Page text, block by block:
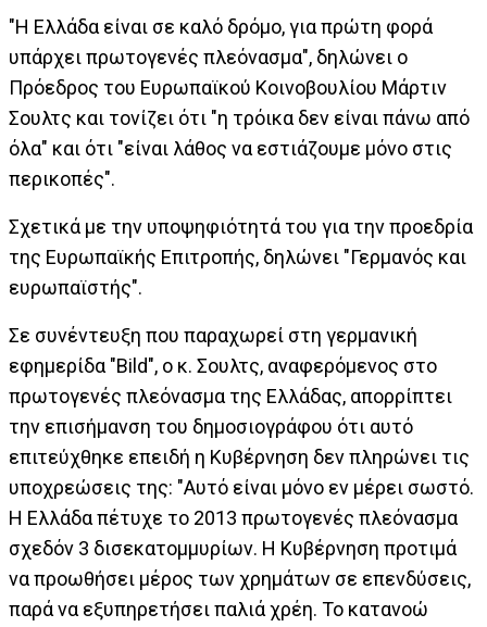
"Η Ελλάδα είναι σε καλό δρόμο, για πρώτη φορά
υπάρχει πρωτογενές πλεόνασμα", δηλώνει ο
Πρόεδρος του Ευρωπαϊκού Κοινοβουλίου Μάρτιν
Σουλτς και τονίζει ότι "η τρόικα δεν είναι πάνω από
όλα" και ότι "είναι λάθος να εστιάζουμε μόνο στις
περικοπές".
Σχετικά με την υποψηφιότητά του για την προεδρία
της Ευρωπαϊκής Επιτροπής, δηλώνει "Γερμανός και
ευρωπαϊστής".
Σε συνέντευξη που παραχωρεί στη γερμανική
εφημερίδα "Bild", ο κ. Σουλτς, αναφερόμενος στο
πρωτογενές πλεόνασμα της Ελλάδας, απορρίπτει
την επισήμανση του δημοσιογράφου ότι αυτό
επιτεύχθηκε επειδή η Κυβέρνηση δεν πληρώνει τις
υποχρεώσεις της: "Αυτό είναι μόνο εν μέρει σωστό.
Η Ελλάδα πέτυχε το 2013 πρωτογενές πλεόνασμα
σχεδόν 3 δισεκατομμυρίων. Η Κυβέρνηση προτιμά
να προωθήσει μέρος των χρημάτων σε επενδύσεις,
παρά να εξυπηρετήσει παλιά χρέη. Το κατανοώ